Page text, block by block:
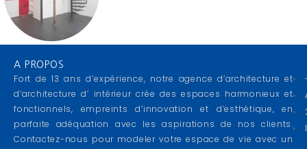
A PROPOS
Fort de 13 ans d’expérience, notre agence d’architecture et
d’architecture d’ intérieur crée des espaces harmonieux et
fonctionnels, empreints d’innovation et d’esthétique, en
parfaite adéquation avec les aspirations de nos clients.
Contactez-nous pour modeler votre espace de vie avec un